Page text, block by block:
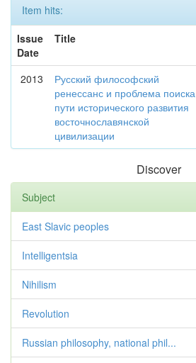
Item hits:
Issue
Date
Title
2013
Русский философский
ренессанс и проблема поиска
пути исторического развития
восточнославянской
цивилизации
Discover
Subject
East Slavic peoples
Intelligentsia
Nihilism
Revolution
Russian philosophy, national phil...